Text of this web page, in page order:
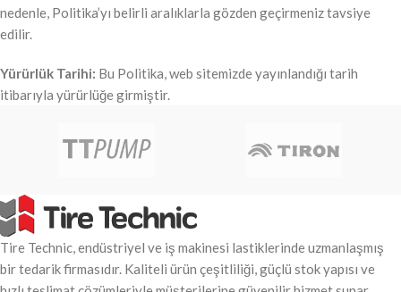
nedenle, Politika’yı belirli aralıklarla gözden geçirmeniz tavsiye
edilir.
Yürürlük Tarihi: Bu Politika, web sitemizde yayınlandığı tarih
itibarıyla yürürlüğe girmiştir.
Tire Technic, endüstriyel ve iş makinesi lastiklerinde uzmanlaşmış
bir tedarik firmasıdır. Kaliteli ürün çeşitliliği, güçlü stok yapısı ve